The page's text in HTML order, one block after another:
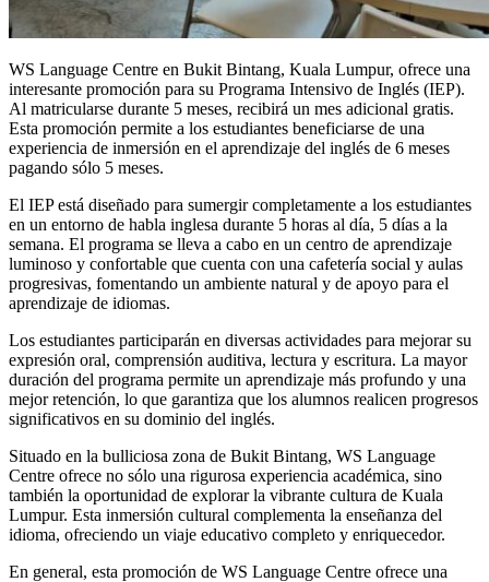
WS Language Centre en Bukit Bintang, Kuala Lumpur, ofrece una
interesante promoción para su Programa Intensivo de Inglés (IEP).
Al matricularse durante 5 meses, recibirá un mes adicional gratis.
Esta promoción permite a los estudiantes beneficiarse de una
experiencia de inmersión en el aprendizaje del inglés de 6 meses
pagando sólo 5 meses.
El IEP está diseñado para sumergir completamente a los estudiantes
en un entorno de habla inglesa durante 5 horas al día, 5 días a la
semana. El programa se lleva a cabo en un centro de aprendizaje
luminoso y confortable que cuenta con una cafetería social y aulas
progresivas, fomentando un ambiente natural y de apoyo para el
aprendizaje de idiomas.
Los estudiantes participarán en diversas actividades para mejorar su
expresión oral, comprensión auditiva, lectura y escritura. La mayor
duración del programa permite un aprendizaje más profundo y una
mejor retención, lo que garantiza que los alumnos realicen progresos
significativos en su dominio del inglés.
Situado en la bulliciosa zona de Bukit Bintang, WS Language
Centre ofrece no sólo una rigurosa experiencia académica, sino
también la oportunidad de explorar la vibrante cultura de Kuala
Lumpur. Esta inmersión cultural complementa la enseñanza del
idioma, ofreciendo un viaje educativo completo y enriquecedor.
En general, esta promoción de WS Language Centre ofrece una